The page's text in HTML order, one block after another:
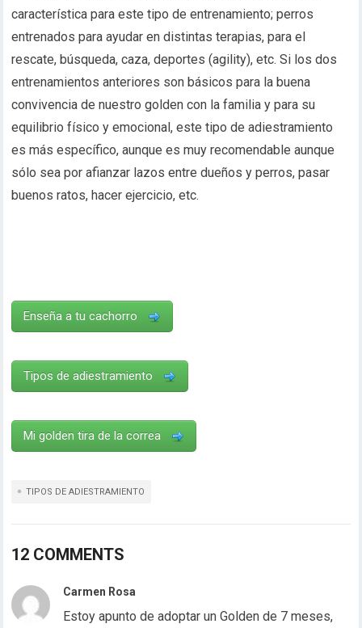
característica para este tipo de entrenamiento; perros
entrenados para ayudar en distintas terapias, para el
rescate, búsqueda, caza, deportes (agility), etc. Si los dos
entrenamientos anteriores son básicos para la buena
convivencia de nuestro golden con la familia y para su
equilibrio físico y emocional, este tipo de adiestramiento
es más específico, aunque es muy recomendable aunque
sólo sea por afianzar lazos entre dueños y perros, pasar
buenos ratos, hacer ejercicio, etc.
Enseña a tu cachorro
Tipos de adiestramiento
Mi golden tira de la correa
TIPOS DE ADIESTRAMIENTO
12 COMMENTS
Carmen Rosa
Estoy apunto de adoptar un Golden de 7 meses,